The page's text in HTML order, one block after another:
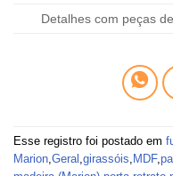
Detalhes com peças
Esse registro foi postado em
Marion Geral girassóis MDF,